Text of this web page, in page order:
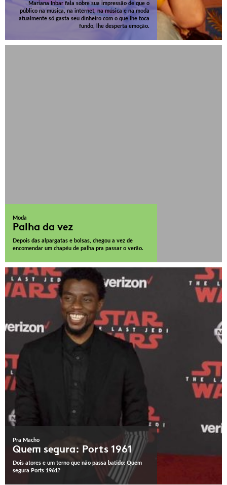
Mariana Inbar fala sobre sua impressão de que o
público na música, na internet, na música e na moda
atualmente só gasta seu dinheiro com o que lhe toca
fundo, lhe desperta emoção.
Moda
Palha da vez
Depois das alpargatas e bolsas, chegou a vez de
encomendar um chapéu de palha pra passar o verão.
Pra Macho
Quem segura: Ports 1961
Dois atores e um terno que não passa batido: Quem
segura Ports 1961?